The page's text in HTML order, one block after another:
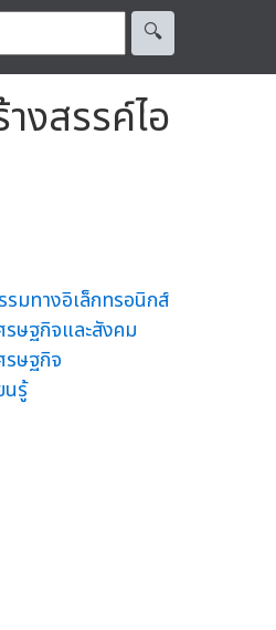
🔍︎
งสรรค์ไอ
มทางอิเล็กทรอนิกส์
รษฐกิจและสังคม
รษฐกิจ
นรู้